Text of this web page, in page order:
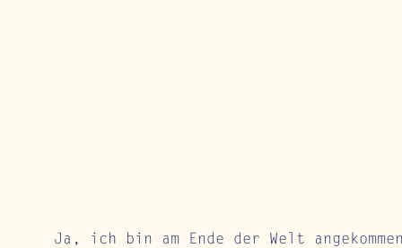
Ja, ich bin am Ende der Welt